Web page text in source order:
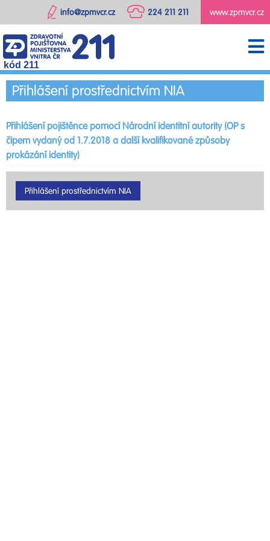
www.zpmvcr.cz
224 211 211
info@zpmvcr.cz
kód 211
Přihlášení prostřednictvím NIA
Přihlášení pojištěnce pomocí Národní identitní autority (OP s
čipem vydaný od 1.7.2018 a další kvalifikované způsoby
prokázání identity)